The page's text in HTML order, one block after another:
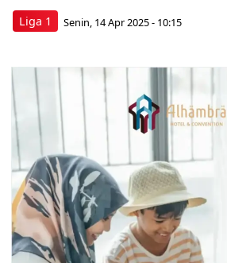
Liga 1 Senin, 14 Apr 2025 - 10:15